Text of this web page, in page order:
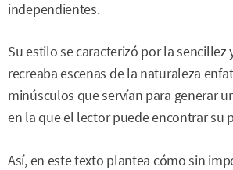
independientes.
Su estilo se caracterizó por la sencillez
recreaba escenas de la naturaleza
minúsculos que servían para generar
en la que el lector puede encontrar su
Así, en este texto plantea cómo sin